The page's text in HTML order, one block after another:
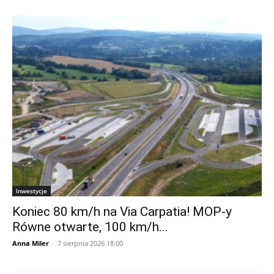
Inwestycje
Koniec 80 km/h na Via Carpatia! MOP-y
Równe otwarte, 100 km/h...
Anna Miler - 7 sierpnia 2026 18:00